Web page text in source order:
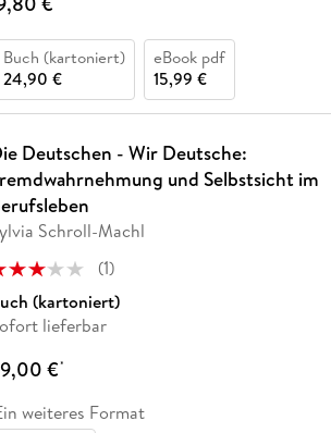
Buch (kartoniert)
24,90 €
eBook pdf
15,99 €
Deutschen - Wir Deutsche:
und Selbstsicht im
Schroll-Machl
(1)
(kartoniert)
lieferbar
€*
weiteres Format